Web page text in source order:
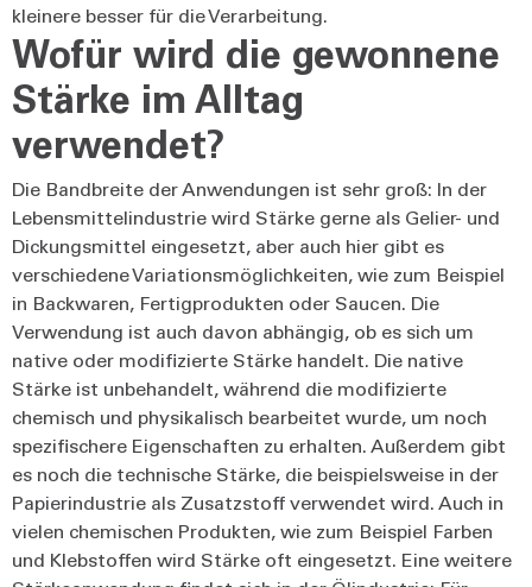
kleinere besser für die Verarbeitung.
Wofür wird die gewonnene
Stärke im Alltag
verwendet?
Die Bandbreite der Anwendungen ist sehr groß: In der
Lebensmittelindustrie wird Stärke gerne als Gelier- und
Dickungsmittel eingesetzt, aber auch hier gibt es
verschiedene Variationsmöglichkeiten, wie zum Beispiel
in Backwaren, Fertigprodukten oder Saucen. Die
Verwendung ist auch davon abhängig, ob es sich um
native oder modifizierte Stärke handelt. Die native
Stärke ist unbehandelt, während die modifizierte
chemisch und physikalisch bearbeitet wurde, um noch
spezifischere Eigenschaften zu erhalten. Außerdem gibt
es noch die technische Stärke, die beispielsweise in der
Papierindustrie als Zusatzstoff verwendet wird. Auch in
vielen chemischen Produkten, wie zum Beispiel Farben
und Klebstoffen wird Stärke oft eingesetzt. Eine weitere